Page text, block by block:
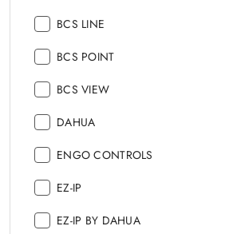
Producent:
BCS LINE
Producent:
BCS POINT
Producent:
BCS VIEW
Producent:
DAHUA
Producent:
ENGO CONTROLS
Producent:
EZ-IP
Producent:
EZ-IP BY DAHUA